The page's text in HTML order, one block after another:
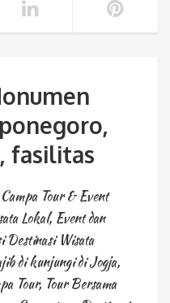
fasilitas
Campa Tour & Event
Lokal, Event dan
Destinasi Wisata
di kunjungi di Jogja,
Tour, Tour Bersama